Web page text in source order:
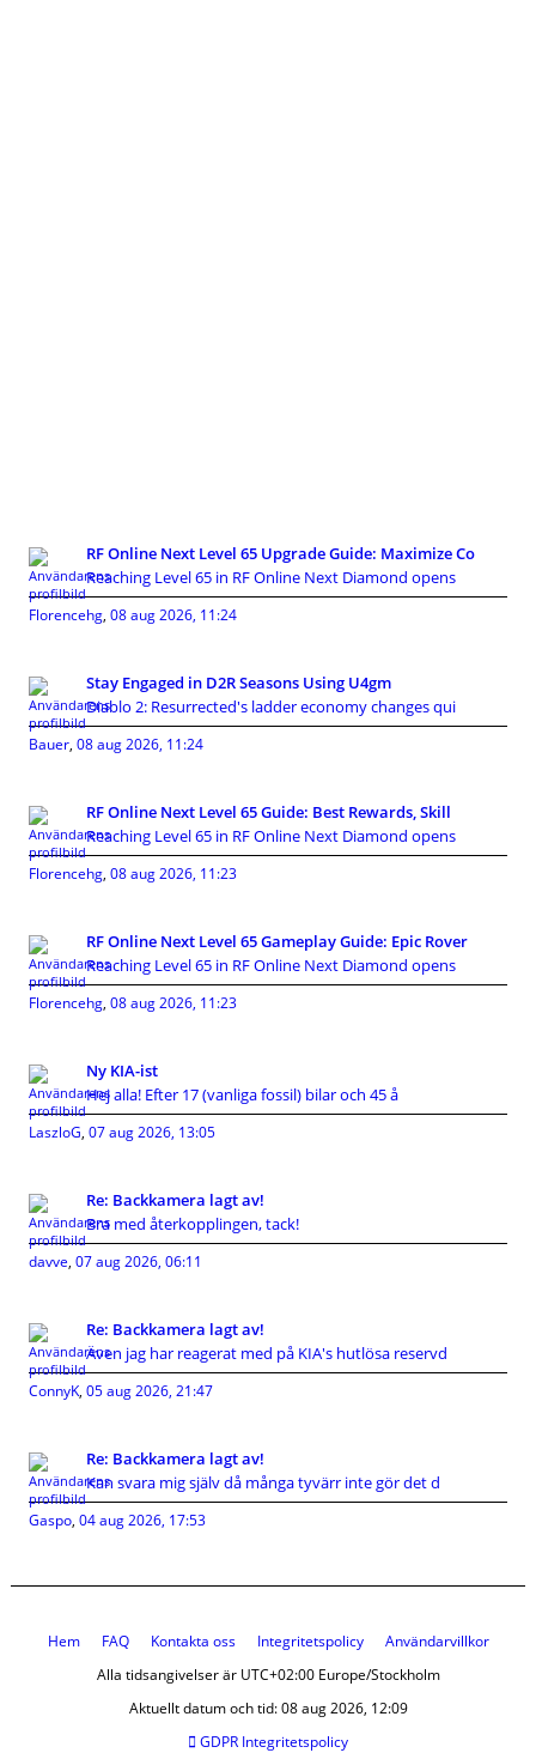
RF Online Next Level 65 Upgrade Guide: Maximize Co
Reaching Level 65 in RF Online Next Diamond opens
Florencehg, 08 aug 2026, 11:24
Stay Engaged in D2R Seasons Using U4gm
Diablo 2: Resurrected's ladder economy changes qui
Bauer, 08 aug 2026, 11:24
RF Online Next Level 65 Guide: Best Rewards, Skill
Reaching Level 65 in RF Online Next Diamond opens
Florencehg, 08 aug 2026, 11:23
RF Online Next Level 65 Gameplay Guide: Epic Rover
Reaching Level 65 in RF Online Next Diamond opens
Florencehg, 08 aug 2026, 11:23
Ny KIA-ist
Hej alla! Efter 17 (vanliga fossil) bilar och 45 å
LaszloG, 07 aug 2026, 13:05
Re: Backkamera lagt av!
Bra med återkopplingen, tack!
davve, 07 aug 2026, 06:11
Re: Backkamera lagt av!
Även jag har reagerat med på KIA's hutlösa reservd
ConnyK, 05 aug 2026, 21:47
Re: Backkamera lagt av!
Kan svara mig själv då många tyvärr inte gör det d
Gaspo, 04 aug 2026, 17:53
Hem FAQ Kontakta oss Integritetspolicy
Användarvillkor
Alla tidsangivelser är UTC+02:00 Europe/Stockholm
Aktuellt datum och tid: 08 aug 2026, 12:09
GDPR Integritetspolicy